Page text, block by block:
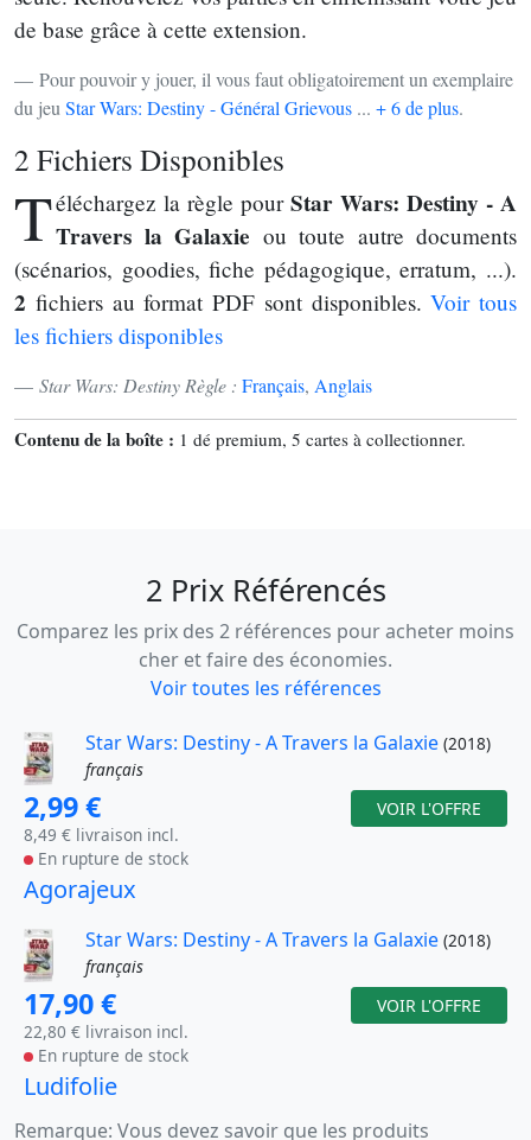
de base grâce à cette extension.
Pour pouvoir y jouer, il vous faut obligatoirement un exemplaire
du jeuStar Wars: Destiny - Général Grievous ... + 6 de plus.
2 Fichiers Disponibles
Téléchargez la règle pourStar Wars: Destiny - A
Travers la Galaxie ou toute autre documents
(scénarios, goodies, fiche pédagogique, erratum, ...).
2 fichiers au format PDF sont disponibles.Voir tous
les fichiers disponibles
Star Wars: Destiny Règle : Français, Anglais
Contenu de la boîte : 1 dé premium, 5 cartes à collectionner.
2 Prix Référencés
Comparez les prix des 2 références pour acheter moins
cher et faire des économies.
Voir toutes les références
Star Wars: Destiny - A Travers la Galaxie (2018)
français
2,99 €
8,49 € livraison incl.
En rupture de stock
VOIR L'OFFRE
Agorajeux
Star Wars: Destiny - A Travers la Galaxie (2018)
français
17,90 €
22,80 € livraison incl.
En rupture de stock
VOIR L'OFFRE
Ludifolie
Remarque: Vous devez savoir que les produits